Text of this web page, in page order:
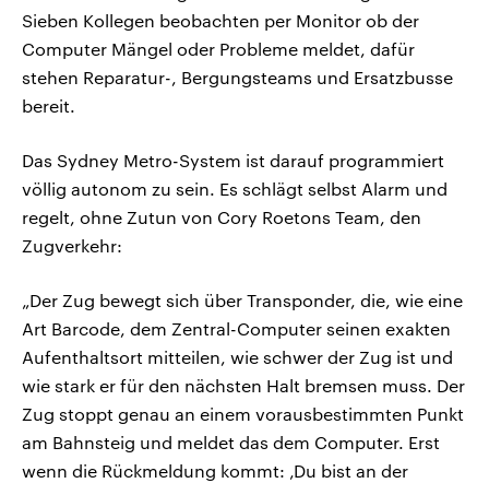
Sieben Kollegen beobachten per Monitor ob der
Computer Mängel oder Probleme meldet, dafür
stehen Reparatur-, Bergungsteams und Ersatzbusse
bereit.
Das Sydney Metro-System ist darauf programmiert
völlig autonom zu sein. Es schlägt selbst Alarm und
regelt, ohne Zutun von Cory Roetons Team, den
Zugverkehr:
„Der Zug bewegt sich über Transponder, die, wie eine
Art Barcode, dem Zentral-Computer seinen exakten
Aufenthaltsort mitteilen, wie schwer der Zug ist und
wie stark er für den nächsten Halt bremsen muss. Der
Zug stoppt genau an einem vorausbestimmten Punkt
am Bahnsteig und meldet das dem Computer. Erst
wenn die Rückmeldung kommt: ‚Du bist an der